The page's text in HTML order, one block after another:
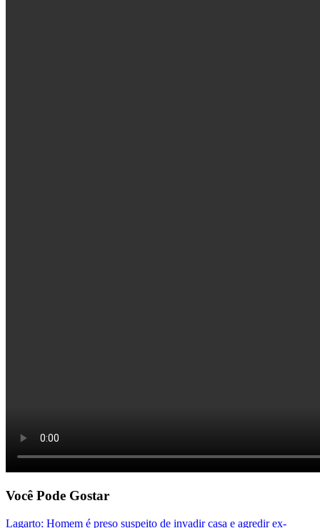
Você Pode Gostar
Lagarto: Homem é preso suspeito de invadir casa e agredir ex-